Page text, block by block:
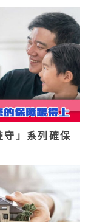
」系列確保